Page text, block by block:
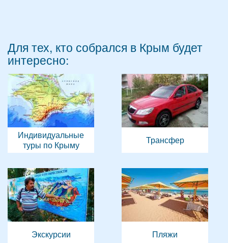
Для тех, кто собрался в Крым будет
интересно:
Индивидуальные
туры по Крыму
Трансфер
Экскурсии Пляжи